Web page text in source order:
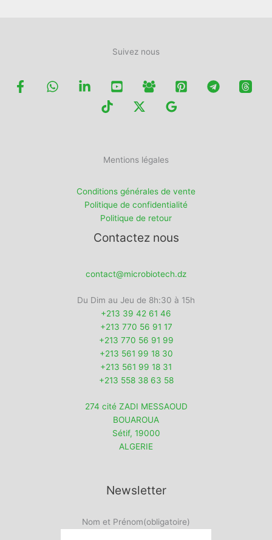
Suivez nous
Mentions légales
Conditions générales de vente
Politique de confidentialité
Politique de retour
Contactez nous
contact@microbiotech.dz
Du Dim au Jeu de 8h:30 à 15h
+213 39 42 61 46
+213 770 56 91 17
+213 770 56 91 99
+213 561 99 18 30
+213 561 99 18 31
+213 558 38 63 58
274 cité ZADI MESSAOUD
BOUAROUA
Sétif, 19000
ALGERIE
Newsletter
Nom et Prénom(obligatoire)